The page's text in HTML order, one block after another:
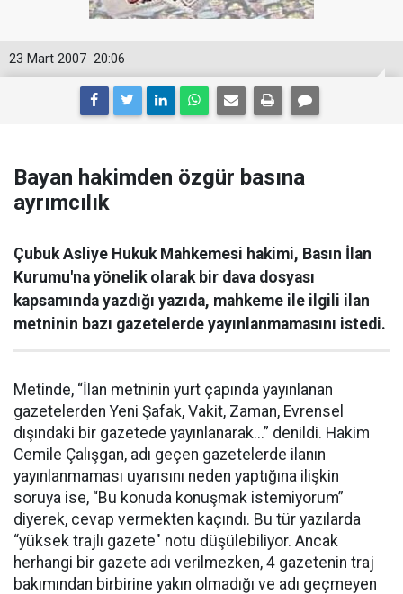
20:06
23 Mart 2007
Bayan hakimden özgür basına
ayrımcılık
Çubuk Asliye Hukuk Mahkemesi hakimi, Basın İlan
Kurumu'na yönelik olarak bir dava dosyası
kapsamında yazdığı yazıda, mahkeme ile ilgili ilan
metninin bazı gazetelerde yayınlanmamasını istedi.
Metinde, “İlan metninin yurt çapında yayınlanan
gazetelerden Yeni Şafak, Vakit, Zaman, Evrensel
dışındaki bir gazetede yayınlanarak...” denildi. Hakim
Cemile Çalışgan, adı geçen gazetelerde ilanın
yayınlanmaması uyarısını neden yaptığına ilişkin
soruya ise, “Bu konuda konuşmak istemiyorum”
diyerek, cevap vermekten kaçındı. Bu tür yazılarda
“yüksek trajlı gazete" notu düşülebiliyor. Ancak
herhangi bir gazete adı verilmezken, 4 gazetenin traj
bakımından birbirine yakın olmadığı ve adı geçmeyen